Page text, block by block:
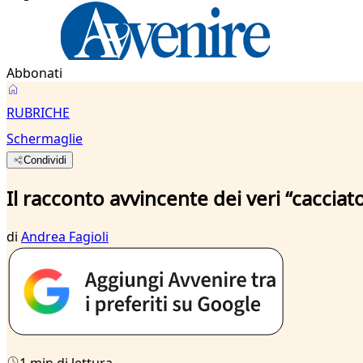
Abbonati
RUBRICHE
Schermaglie
Condividi
Il racconto avvincente dei veri
di Andrea Fagioli